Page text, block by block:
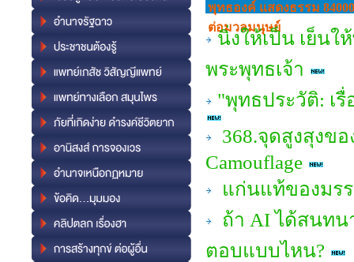
พุทธองค์ แสดงธรรม
ต่อมวลมนุษย์
นิ่งให้เป็น เย็นใ
พระพุทธเจ้า
"พุทธประวัติ: เ
368.จุดสูงสุงข
Camouflage
แก่นแท้ของมร
ถ้า AI ได้สนท
ตอบแบบไหน?